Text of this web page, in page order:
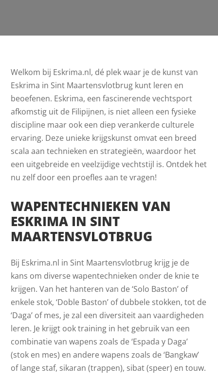
Welkom bij Eskrima.nl, dé plek waar je de kunst van
Eskrima in Sint Maartensvlotbrug kunt leren en
beoefenen. Eskrima, een fascinerende vechtsport
afkomstig uit de Filipijnen, is niet alleen een fysieke
discipline maar ook een diep verankerde culturele
ervaring. Deze unieke krijgskunst omvat een breed
scala aan technieken en strategieën, waardoor het
een uitgebreide en veelzijdige vechtstijl is. Ontdek het
nu zelf door een proefles aan te vragen!
WAPENTECHNIEKEN VAN
ESKRIMA IN SINT
MAARTENSVLOTBRUG
Bij Eskrima.nl in Sint Maartensvlotbrug krijg je de
kans om diverse wapentechnieken onder de knie te
krijgen. Van het hanteren van de ‘Solo Baston’ of
enkele stok, ‘Doble Baston’ of dubbele stokken, tot de
‘Daga’ of mes, je zal een diversiteit aan vaardigheden
leren. Je krijgt ook training in het gebruik van een
combinatie van wapens zoals de ‘Espada y Daga’
(stok en mes) en andere wapens zoals de ‘Bangkaw’
of lange staf, sikaran (trappen), sibat (speer) en touw.